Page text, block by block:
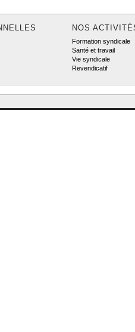
NOS
Formation syndicale
Santé et travail
Vie syndicale
Revendicatif